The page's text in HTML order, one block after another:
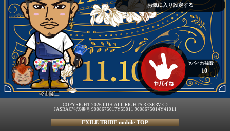
今市隆二
10
COPYRIGHT 2026 LDH ALL RIGHTS RESERVED
JASRAC許諾番号 9008675017Y55011 9008675014Y41011
EXILE TRIBE mobile TOP